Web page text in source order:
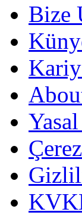
Bize